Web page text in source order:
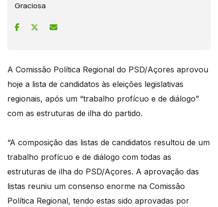
Graciosa
A Comissão Política Regional do PSD/Açores aprovou
hoje a lista de candidatos às eleições legislativas
regionais, após um “trabalho profícuo e de diálogo”
com as estruturas de ilha do partido.
“A composição das listas de candidatos resultou de um
trabalho profícuo e de diálogo com todas as
estruturas de ilha do PSD/Açores. A aprovação das
listas reuniu um consenso enorme na Comissão
Política Regional, tendo estas sido aprovadas por